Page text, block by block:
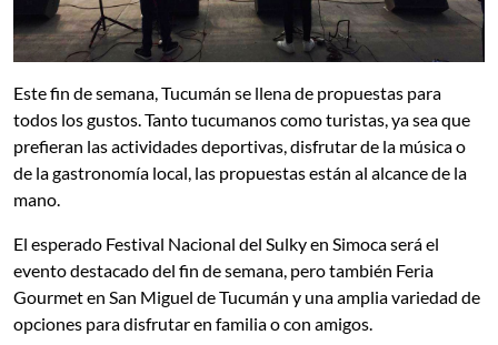
Este fin de semana, Tucumán se llena de propuestas para
todos los gustos. Tanto tucumanos como turistas, ya sea que
prefieran las actividades deportivas, disfrutar de la música o
de la gastronomía local, las propuestas están al alcance de la
mano.
El esperado Festival Nacional del Sulky en Simoca será el
evento destacado del fin de semana, pero también Feria
Gourmet en San Miguel de Tucumán y una amplia variedad de
opciones para disfrutar en familia o con amigos.